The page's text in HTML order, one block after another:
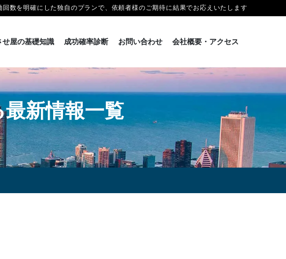
数を明確にした独自のプランで、依頼者様のご期待に結果でお応えいたします
せ屋の基礎知識 成功確率診断 お問い合わせ 会社概要・アクセス
新情報一覧